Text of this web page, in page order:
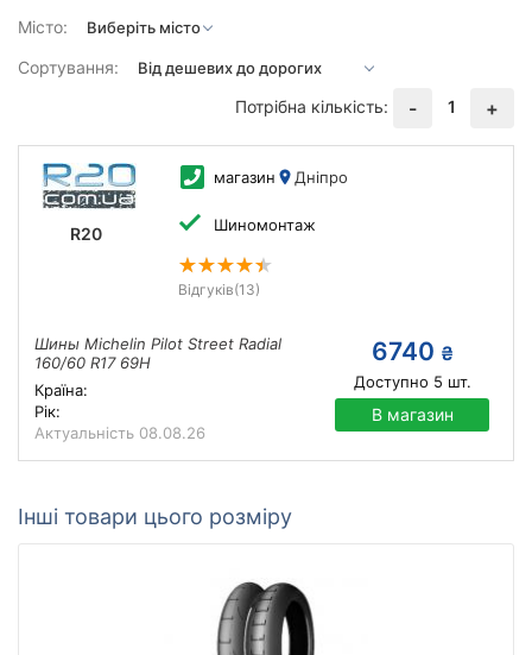
Місто:
Сортування:
Потрібна кількість:
- 1 +
R20
магазин Дніпро
Шиномонтаж
Відгуків(13)
Шины Michelin Pilot Street Radial
160/60 R17 69H
Країна:
Рік:
Актуальність 08.08.26
6740 ₴
Доступно 5 шт.
В магазин
Інші товари цього розміру